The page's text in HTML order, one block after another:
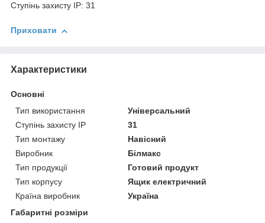
Ступінь захисту IP: 31
Приховати
Характеристики
Основні
Тип використання
Універсальний
Ступінь захисту IP
31
Тип монтажу
Навісний
Виробник
Білмакс
Тип продукції
Готовий продукт
Тип корпусу
Ящик електричний
Країна виробник
Україна
Габаритні розміри